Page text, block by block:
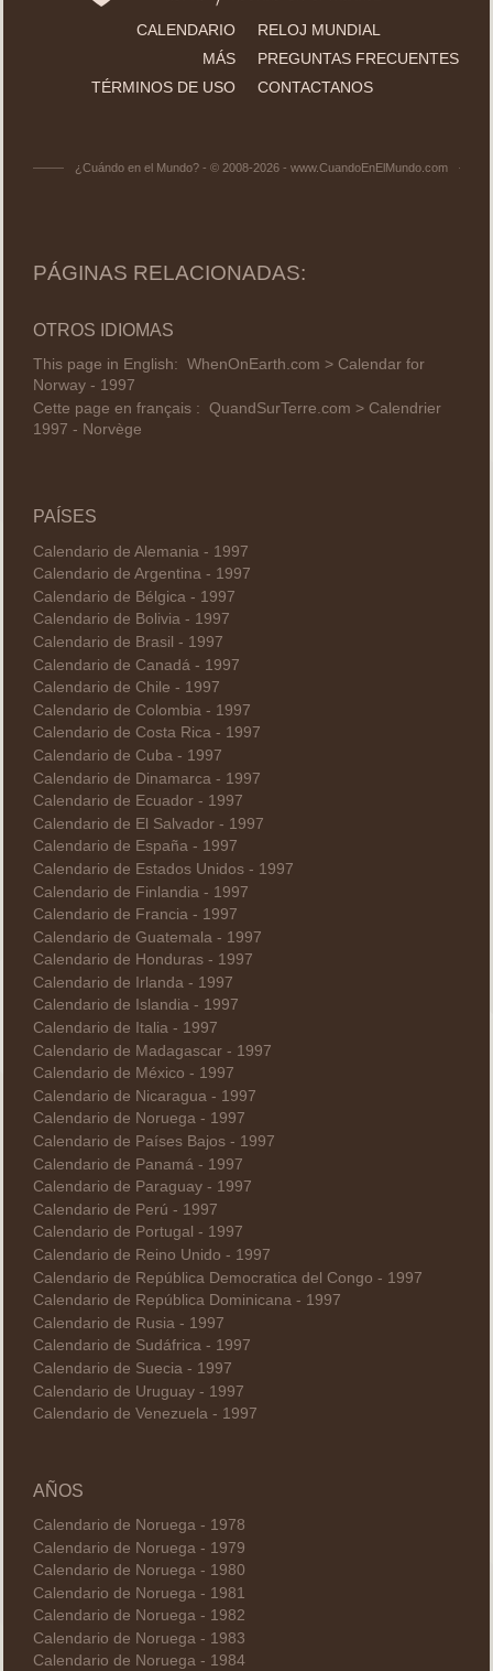
CALENDARIO
RELOJ MUNDIAL
MÁS
PREGUNTAS FRECUENTES
TÉRMINOS DE USO
CONTACTANOS
¿Cuándo en el Mundo? - © 2008-2026 - www.CuandoEnElMundo.com
PÁGINAS RELACIONADAS:
OTROS IDIOMAS
This page in English: WhenOnEarth.com > Calendar for
Norway - 1997
Cette page en français : QuandSurTerre.com > Calendrier
1997 - Norvège
PAÍSES
Calendario de Alemania - 1997
Calendario de Argentina - 1997
Calendario de Bélgica - 1997
Calendario de Bolivia - 1997
Calendario de Brasil - 1997
Calendario de Canadá - 1997
Calendario de Chile - 1997
Calendario de Colombia - 1997
Calendario de Costa Rica - 1997
Calendario de Cuba - 1997
Calendario de Dinamarca - 1997
Calendario de Ecuador - 1997
Calendario de El Salvador - 1997
Calendario de España - 1997
Calendario de Estados Unidos - 1997
Calendario de Finlandia - 1997
Calendario de Francia - 1997
Calendario de Guatemala - 1997
Calendario de Honduras - 1997
Calendario de Irlanda - 1997
Calendario de Islandia - 1997
Calendario de Italia - 1997
Calendario de Madagascar - 1997
Calendario de México - 1997
Calendario de Nicaragua - 1997
Calendario de Noruega - 1997
Calendario de Países Bajos - 1997
Calendario de Panamá - 1997
Calendario de Paraguay - 1997
Calendario de Perú - 1997
Calendario de Portugal - 1997
Calendario de Reino Unido - 1997
Calendario de República Democratica del Congo - 1997
Calendario de República Dominicana - 1997
Calendario de Rusia - 1997
Calendario de Sudáfrica - 1997
Calendario de Suecia - 1997
Calendario de Uruguay - 1997
Calendario de Venezuela - 1997
AÑOS
Calendario de Noruega - 1978
Calendario de Noruega - 1979
Calendario de Noruega - 1980
Calendario de Noruega - 1981
Calendario de Noruega - 1982
Calendario de Noruega - 1983
Calendario de Noruega - 1984